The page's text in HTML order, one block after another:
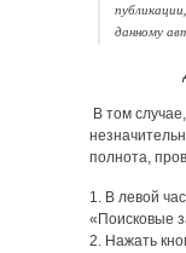
данному
В том
полнота,
1. В левой
«Поисковые
2. Нажать